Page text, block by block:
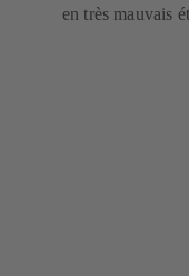
en très mauvais